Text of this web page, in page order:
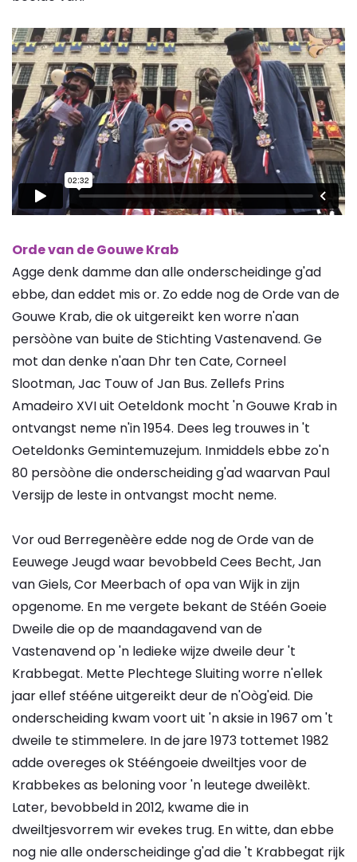
Orde van de Gouwe Krab
Agge denk damme dan alle onderscheidinge g'ad
ebbe, dan eddet mis or. Zo edde nog de Orde van de
Gouwe Krab, die ok uitgereikt ken worre n'aan
persòòne van buite de Stichting Vastenavend. Ge
mot dan denke n'aan Dhr ten Cate, Corneel
Slootman, Jac Touw of Jan Bus. Zellefs Prins
Amadeiro XVI uit Oeteldonk mocht 'n Gouwe Krab in
ontvangst neme n'in 1954. Dees leg trouwes in 't
Oeteldonks Gemintemuzejum. Inmiddels ebbe zo'n
80 persòòne die onderscheiding g'ad waarvan Paul
Versijp de leste in ontvangst mocht neme.
Vor oud Berregenèère edde nog de Orde van de
Eeuwege Jeugd waar bevobbeld Cees Becht, Jan
van Giels, Cor Meerbach of opa van Wijk in zijn
opgenome. En me vergete bekant de Stéén Goeie
Dweile die op de maandagavend van de
Vastenavend op 'n ledieke wijze dweile deur 't
Krabbegat. Mette Plechtege Sluiting worre n'ellek
jaar ellef stééne uitgereikt deur de n'Oòg'eid. Die
onderscheiding kwam voort uit 'n aksie in 1967 om 't
dweile te stimmelere. In de jare 1973 tottemet 1982
adde overeges ok Stééngoeie dweiltjes voor de
Krabbekes as beloning voor 'n leutege dweilèkt.
Later, bevobbeld in 2012, kwame die in
dweiltjesvorrem wir evekes trug. En witte, dan ebbe
nog nie alle onderscheidinge g'ad die 't Krabbegat rijk